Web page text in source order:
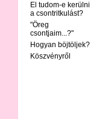
El tudom-e kerülni
a csontritkulást?
"Öreg
csontjaim...?"
Hogyan böjtöljek?
Köszvényről